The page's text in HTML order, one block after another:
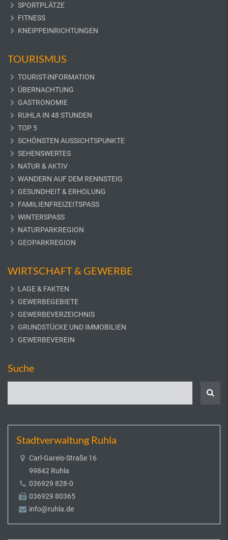
SPORTPLÄTZE
FITNESS
KNEIPPEINRICHTUNGEN
TOURISMUS
TOURIST-INFORMATION
ÜBERNACHTUNG
GASTRONOMIE
RUHLA IN 48 STUNDEN
TOP 5
SCHÖNSTEN AUSSICHTSPUNKTE
SEHENSWERTES
NATUR & AKTIV
WANDERN AUF DEM RENNSTEIG
GESUNDHEIT & ERHOLUNG
FAMILIENFREIZEITSPASS
WINTERSPASS
NATURPARKREGION
GEOPARKREGION
WIRTSCHAFT & GEWERBE
LAGE & FAKTEN
GEWERBEGEBIETE
GEWERBEVERZEICHNIS
GRUNDSTÜCKE UND IMMOBILIEN
GEWERBEVEREIN
Suche
Stadtverwaltung Ruhla
Carl-Gareis-Straße 16
99842 Ruhla
036929 828-0
036929 80365
info@ruhla.de